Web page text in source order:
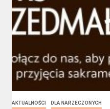
AKTUALNOŚCI DLA NARZECZONYCH